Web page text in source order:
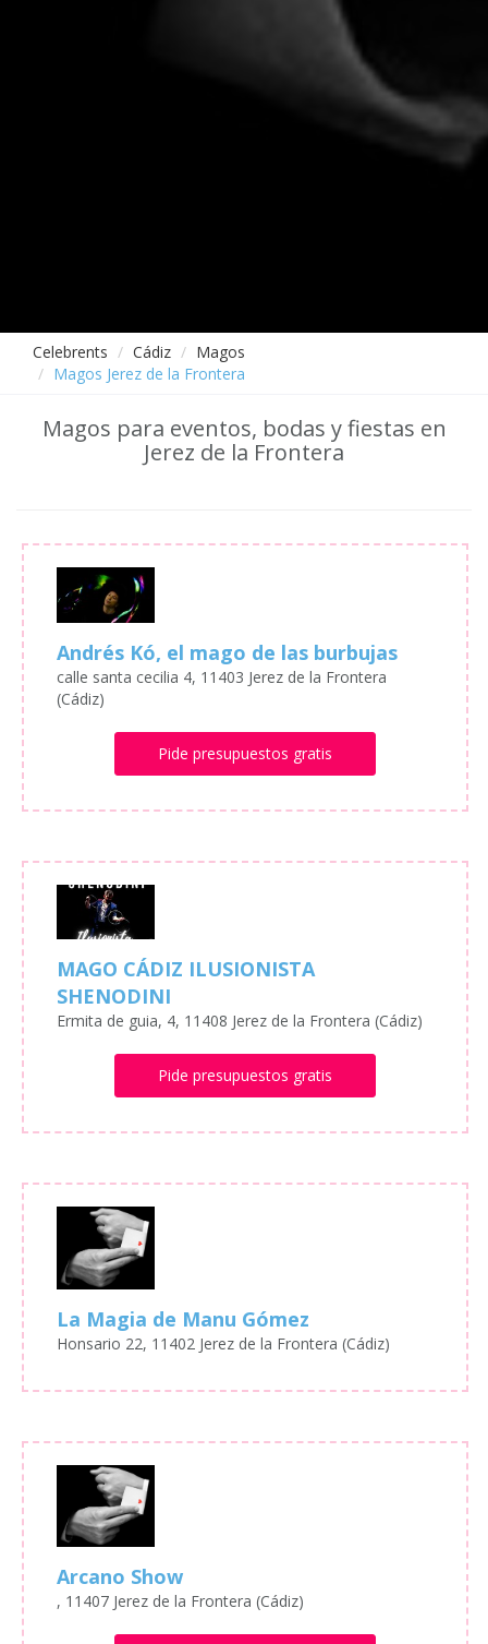
Celebrents Cádiz
Magos
Magos Jerez de la Frontera
Magos para eventos, bodas y fiestas en
Jerez de la Frontera
Andrés Kó, el mago de las burbujas
calle santa cecilia 4, 11403 Jerez de la Frontera
(Cádiz)
Pide presupuestos gratis
MAGO CÁDIZ ILUSIONISTA
SHENODINI
Ermita de guia, 4, 11408 Jerez de la Frontera (Cádiz)
Pide presupuestos gratis
La Magia de Manu Gómez
Honsario 22, 11402 Jerez de la Frontera (Cádiz)
Arcano Show
, 11407 Jerez de la Frontera (Cádiz)